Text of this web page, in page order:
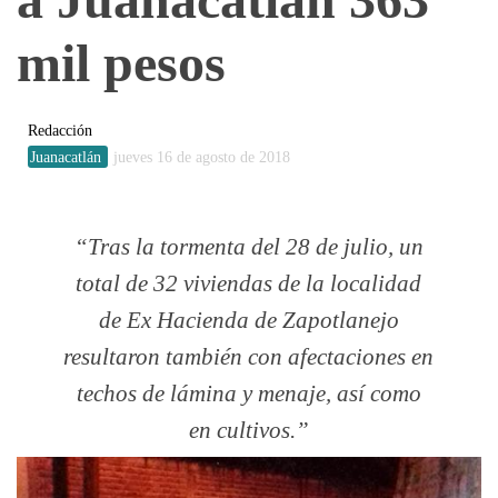
mil pesos
Redacción
Juanacatlán
jueves 16 de agosto de 2018
Tras la tormenta del 28 de julio, un
total de 32 viviendas de la localidad
de Ex Hacienda de Zapotlanejo
resultaron también con afectaciones en
techos de lámina y menaje, así como
en cultivos.